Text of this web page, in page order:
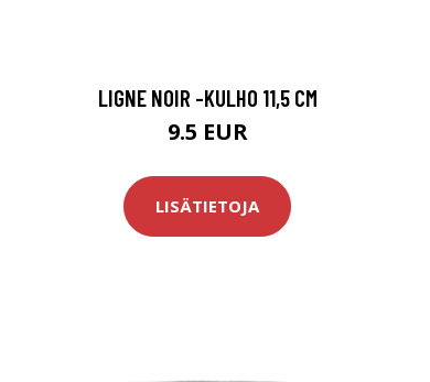
LIGNE NOIR -KULHO 11,5 CM
9.5 EUR
LISÄTIETOJA